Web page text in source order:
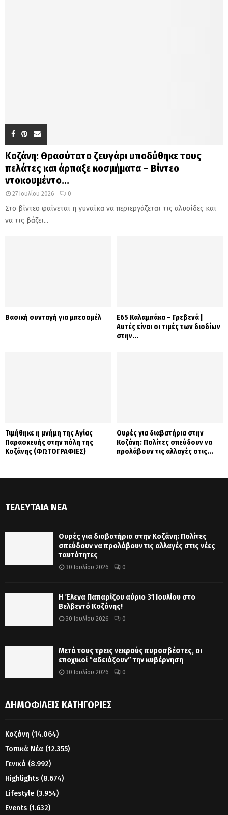
Κοζάνη: Θρασύτατο ζευγάρι υποδύθηκε τους
πελάτες και άρπαξε κοσμήματα – Βίντεο
ντοκουμέντο...
27 Ιουλίου 2026 0
Στο βίντεο φαίνεται η γυναίκα να περιεργάζεται τις αλυσίδες και
να τις βάζει...
Βασική συνταγή για μπεσαμέλ
Ε65 Καλαμπάκα – Γρεβενά |
Αυτές είναι οι τιμές των διοδίων
στην...
Τιμήθηκε η μνήμη της Αγίας
Παρασκευής στην πόλη της
Κοζάνης (ΦΩΤΟΓΡΑΦΙΕΣ)
Ουρές για διαβατήρια στην
Κοζάνη: Πολίτες σπεύδουν να
προλάβουν τις αλλαγές στις...
ΤΕΛΕΥΤΑΊΑ ΝΈΑ
Ουρές για διαβατήρια στην Κοζάνη: Πολίτες
σπεύδουν να προλάβουν τις αλλαγές στις νέες
ταυτότητες
30 Ιουλίου 2026 0
Η Έλενα Παπαρίζου αύριο 31 Ιουλίου στο
Βελβεντό Κοζάνης!
30 Ιουλίου 2026 0
Μετά τους τρεις νεκρούς πυροσβέστες, οι
εποχικοί “αδειάζουν” την κυβέρνηση
30 Ιουλίου 2026 0
ΔΗΜΟΦΙΛΕΊΣ ΚΑΤΗΓΟΡΊΕΣ
Κοζάνη (14.064)
Τοπικά Νέα (12.355)
Γενικά (8.992)
Highlights (8.674)
Lifestyle (3.954)
Events (1.632)